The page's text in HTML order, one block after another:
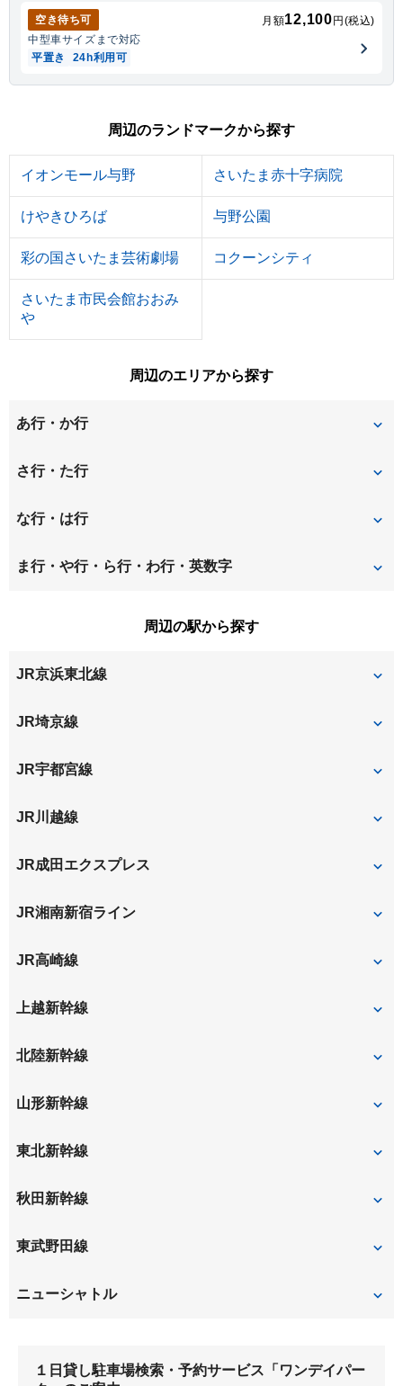
空き待ち可 月額12,100 円(税込)
中型車サイズまで対応
平置き
24h利用可
周辺のランドマークから探す
イオンモール与野 さいたま赤十字病院
けやきひろば 与野公園
彩の国さいたま芸術劇場 コクーンシティ
さいたま市民会館おおみ
や
周辺のエリアから探す
あ行・か行
東町
円阿弥
上小町
吉敷町
さ行・た行
桜丘
下落合 白鍬
浅間町
土手町
な行・は行
仲町 八王子
ま行・や行・ら行・わ行・英数字
周辺の駅から探す
JR京浜東北線
与野
さいたま新都心
JR埼京線
与野本町
南与野
JR宇都宮線
大宮
JR川越線
大宮
JR成田エクスプレス
大宮
JR湘南新宿ライン
大宮
JR高崎線
大宮
上越新幹線
大宮
北陸新幹線
大宮
山形新幹線
大宮
東北新幹線
大宮
秋田新幹線
大宮
東武野田線
大宮
ニューシャトル
１日貸し駐車場検索・予約サービス「ワンデイパー